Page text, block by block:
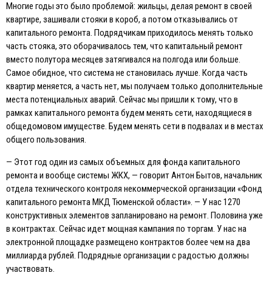
Многие годы это было проблемой: жильцы, делая ремонт в своей
квартире, зашивали стояки в короб, а потом отказывались от
капитального ремонта. Подрядчикам приходилось менять только
часть стояка, это оборачивалось тем, что капитальный ремонт
вместо полутора месяцев затягивался на полгода или больше.
Самое обидное, что система не становилась лучше. Когда часть
квартир меняется, а часть нет, мы получаем только дополнительные
места потенциальных аварий. Сейчас мы пришли к тому, что в
рамках капитального ремонта будем менять сети, находящиеся в
общедомовом имуществе. Будем менять сети в подвалах и в местах
общего пользования.
— Этот год один из самых объемных для фонда капитального
ремонта и вообще системы ЖКХ, — говорит Антон Бытов, начальник
отдела технического контроля некоммерческой организации «Фонд
капитального ремонта МКД Тюменской области». — У нас 1270
конструктивных элементов запланировано на ремонт. Половина уже
в контрактах. Сейчас идет мощная кампания по торгам. У нас на
электронной площадке размещено контрактов более чем на два
миллиарда рублей. Подрядные организации с радостью должны
участвовать.